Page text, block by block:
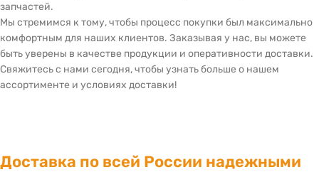
запчастей.
Мы стремимся к тому, чтобы процесс покупки был максимально
комфортным для наших клиентов. Заказывая у нас, вы можете
быть уверены в качестве продукции и оперативности доставки.
Свяжитесь с нами сегодня, чтобы узнать больше о нашем
ассортименте и условиях доставки!
Доставка по всей России надежными